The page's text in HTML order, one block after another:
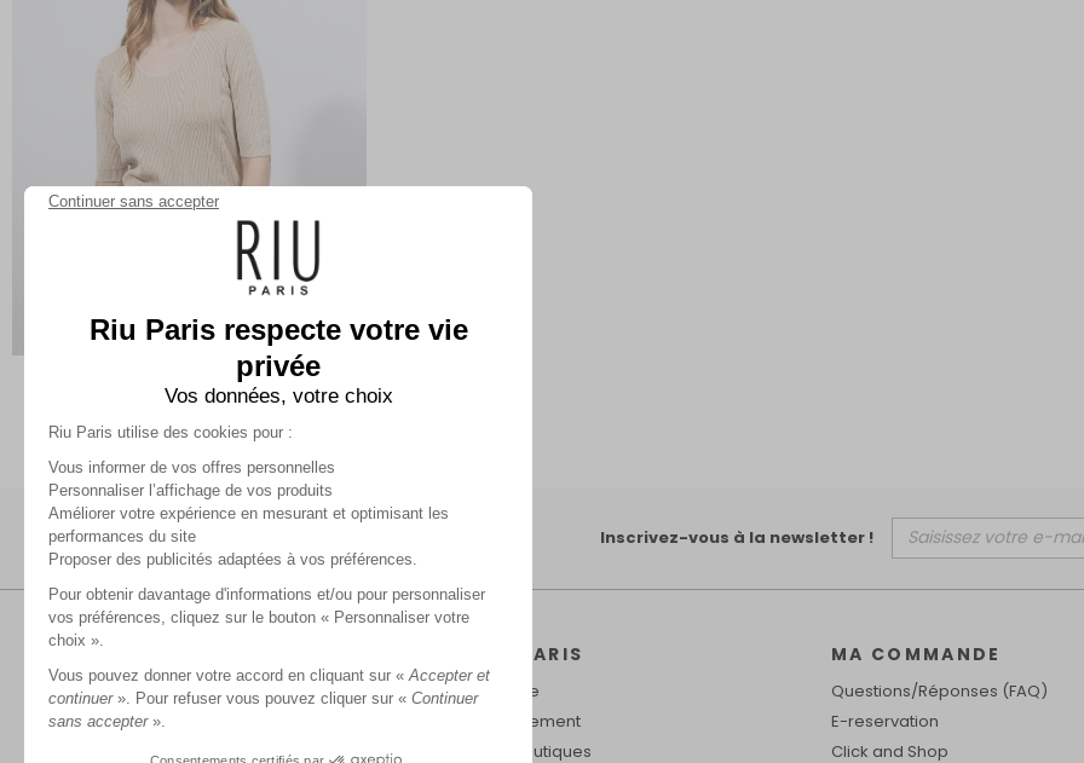
54,99 € 27,49 €
Inscrivez-vous à la newsletter !
RIU PARIS
Marque
Recrutement
Nos boutiques
MA COMMANDE
Questions/Réponses (FAQ)
E-reservation
Click and Shop
Continuer sans accepter
Riu Paris respecte votre vie
privée
Vos données, votre choix
Riu Paris utilise des cookies pour :
Vous informer de vos offres personnelles
Personnaliser l’affichage de vos produits
Améliorer votre expérience en mesurant et optimisant les
performances du site
Proposer des publicités adaptées à vos préférences.
Pour obtenir davantage d'informations et/ou pour personnaliser
vos préférences, cliquez sur le bouton « Personnaliser votre
choix ».
Vous pouvez donner votre accord en cliquant sur « Accepter et
continuer ». Pour refuser vous pouvez cliquer sur « Continuer
sans accepter ».
Consentements certifiés par